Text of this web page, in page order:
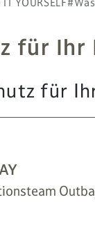
für Ihr
für